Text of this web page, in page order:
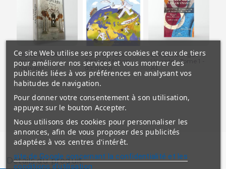
Riyad As Salihin -
Imam An-
Nawawi -...
Pauvre Malik -
Edition Maison
d'Ennour
L'Arabe Langue
Vivante - Tome 1 -
Al...
Détails du produit
Ce site Web utilise ses propres cookies et ceux de tiers
pour améliorer nos services et vous montrer des
publicités liées à vos préférences en analysant vos
habitudes de navigation.
Pour donner votre consentement à son utilisation,
appuyez sur le bouton Accepter.
Nous utilisons des cookies pour personnaliser les
annonces, afin de vous proposer des publicités
adaptées à vos centres d'intérêt.
site de Google concernant la confidentialité et les
conditions d'utilisation